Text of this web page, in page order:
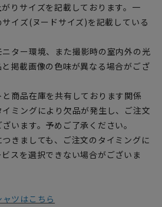
りサイズを記載しております。一
イズ(ヌードサイズ)を記載している
ター環境、また撮影時の室内外の光
掲載画像の色味が異なる場合がござ
商品在庫を共有しております関係
ミングにより欠品が発生し、ご注文
います。予めご了承ください。
きましても、ご注文のタイミングに
スを選択できない場合がございま
ツはこちら